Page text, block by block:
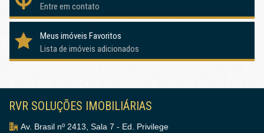
Entre em contato
Meus imóveis Favoritos
Lista de imóveis adicionados
RVR SOLUÇÕES IMOBILIÁRIAS
Av. Brasil nº 2413, Sala 7 - Ed. Privilege